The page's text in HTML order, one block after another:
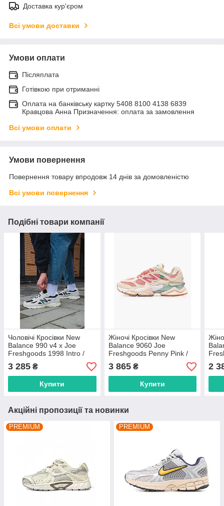
Доставка кур'єром
Всі умови доставки
Умови оплати
Післяплата
Готівкою при отриманні
Оплата на банківську картку 5408 8100 4138 6839
Кравцова Анна Призначення: оплата за замовлення
Всі умови оплати
Умови повернення
Повернення товару впродовж 14 днів за домовленістю
Всі умови повернення
Подібні товари компанії
Чоловічі Кросівки New
Balance 990 v4 x Joe
Freshgoods 1998 Intro /
Нью Беланс 990 В4 Джо
Фрешгудс
3 285 ₴
Купити
Жіночі Кросівки New
Balance 9060 Joe
Freshgoods Penny Pink /
Нью Беланс 9060 Джой
Фрешгудс
3 865₴
Купити
2
Акційні пропозиції та новинки
PREMIUM PREMIUM